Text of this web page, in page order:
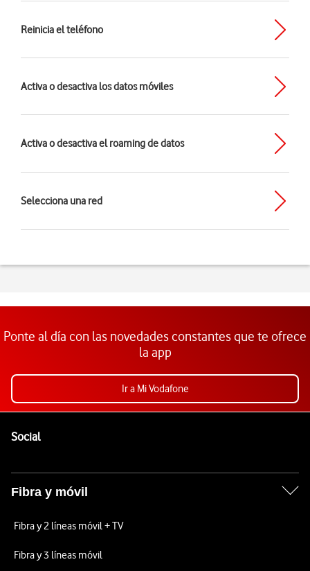
Reinicia el teléfono
Activa o desactiva los datos móviles
Activa o desactiva el roaming de datos
Selecciona una red
Ponte al día con las novedades constantes que te ofrece
la app
Ir a Mi Vodafone
SocialEnlaces a las redes sociales de Vodafone
Fibra y móvil
Fibra y 2 líneas móvil + TV
Fibra y 3 líneas móvil